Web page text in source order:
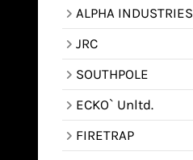
ALPHA INDUSTRIES
JRC
SOUTHPOLE
ECKO` Unltd.
FIRETRAP